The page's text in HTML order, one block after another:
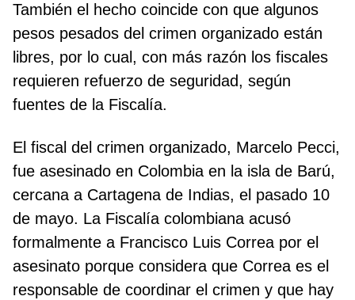
También el hecho coincide con que algunos
pesos pesados del crimen organizado están
libres, por lo cual, con más razón los fiscales
requieren refuerzo de seguridad, según
fuentes de la Fiscalía.
El fiscal del crimen organizado, Marcelo Pecci,
fue asesinado en Colombia en la isla de Barú,
cercana a Cartagena de Indias, el pasado 10
de mayo. La Fiscalía colombiana acusó
formalmente a Francisco Luis Correa por el
asesinato porque considera que Correa es el
responsable de coordinar el crimen y que hay